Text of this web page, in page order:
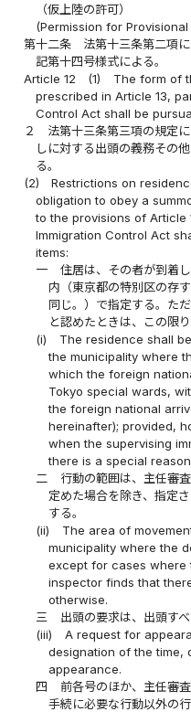
（仮上陸の許可）
(Permission for Provisional
第十二条
法第十三条第二項
記第十四号様式による。
Article 12
(1)
The form of
prescribed in Article 13,
Control Act shall be
２
法第十三条第三項の規定
しに対する出頭の義務その
る。
(2)
Restrictions on
obligation to obey a
to the provisions of Article
Immigration Control Act
items:
一
住居は、その者が到着
内（東京都の特別区の存
同じ。）で指定する。た
と認めたときは、この限り
(i)
The residence shall
the municipality where
which the foreign
Tokyo special wards,
the foreign national
hereinafter); provided,
when the supervising
there is a special
二
行動の範囲は、主任審
定めた場合を除き、指定
する。
(ii)
The area of
municipality where the
except for cases where
inspector finds that
otherwise.
三
出頭の要求は、出頭す
(iii)
A request for
designation of the time,
appearance.
四
前各号のほか、主任審
手続に必要な行動以外の